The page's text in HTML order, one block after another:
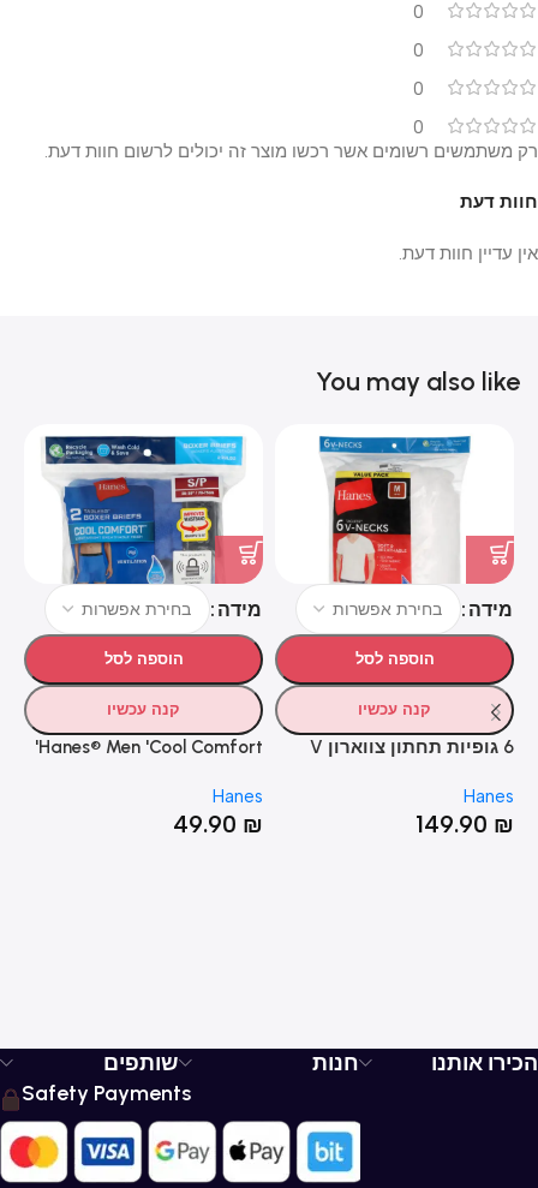
0
0
0
0
חוות דעת
אין עדיין חוות דעת.
רק משתמשים רשומים אשר רכשו מוצר זה יכולים לרשום חוות דעת.
You may also like
מידה
הוספה לסל
קנה עכשיו
6 גופיות תחתון צווארון V
Hanes
149.90 ₪
מידה
הוספה לסל
קנה עכשיו
Hanes® Men 'Cool Comfort'
Hanes
49.90 ₪
הכירו אותנו חנות
שותפים
Safety Payments